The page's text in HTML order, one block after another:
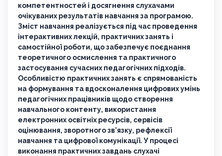
компетентностей і досягнення слухачами
очікуваних результатів навчання за програмою.
Зміст навчання реалізується під час проведення
інтерактивних лекцій, практичних занять і
самостійної роботи, що забезпечує поєднання
теоретичного осмислення та практичного
застосування сучасних педагогічних підходів.
Особливістю практичних занять є спрямованість
на формування та вдосконалення цифрових умінь
педагогічних працівників щодо створення
навчального контенту, використання
електронних освітніх ресурсів, сервісів
оцінювання, зворотного зв’язку, рефлексії
навчання та цифрової комунікації. У процесі
виконання практичних завдань слухачі